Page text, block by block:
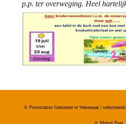
p.p. ter overweging. Heel
© Protestantse Gemeente te Wassenaar |
©Marcel Post